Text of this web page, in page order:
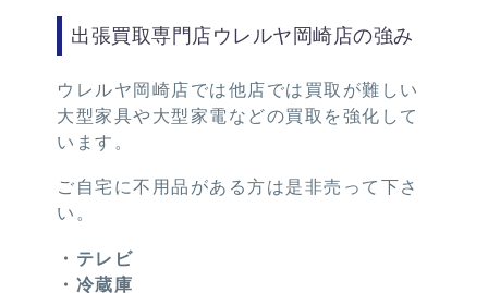
出張買取専門店ウレルヤ岡崎店の強み
ウレルヤ岡崎店では他店では買取が難しい
大型家具や大型家電などの買取を強化して
います。
ご自宅に不用品がある方は是非売って下さ
い。
・テレビ
・冷蔵庫